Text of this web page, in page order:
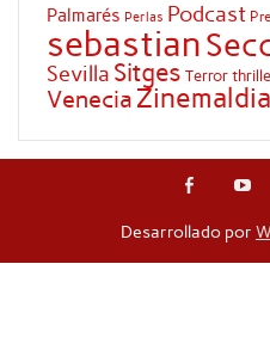
Palmarés Perlas Podcast
sebastian
Sevilla Sitges Terror
Venecia Zinemaldia
Desarrollado por